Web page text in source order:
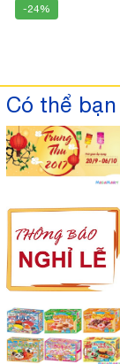
-24%
Có thể